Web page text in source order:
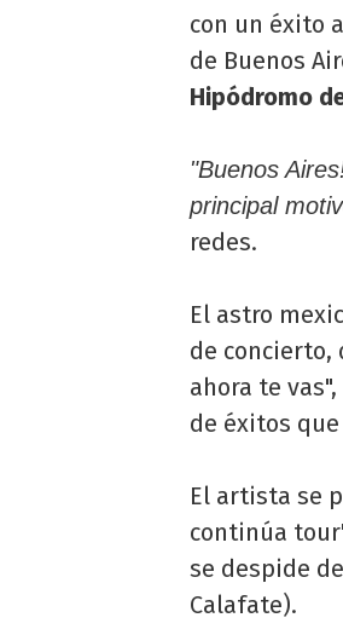
con un éxito
de Buenos
Hipódromo
"Buenos
principal
redes.
El astro
de concierto,
ahora te
de éxitos
El artista se
continúa
se despide
Calafate).